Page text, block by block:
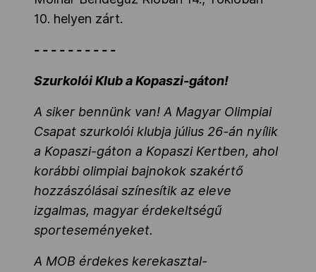
10. helyen zárt.
- - - - - - - - - -
Szurkolói Klub a Kopaszi-gáton!
A siker bennünk van! A Magyar Olimpiai
Csapat szurkolói klubja július 26-án nyílik
a Kopaszi-gáton a Kopaszi Kertben, ahol
korábbi olimpiai bajnokok szakértő
hozzászólásai színesítik az eleve
izgalmas, magyar érdekeltségű
sporteseményeket.
A MOB érdekes kerekasztal-